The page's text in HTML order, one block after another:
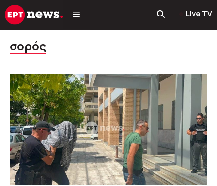
Μετάβαση
σε
Live TV
σορός